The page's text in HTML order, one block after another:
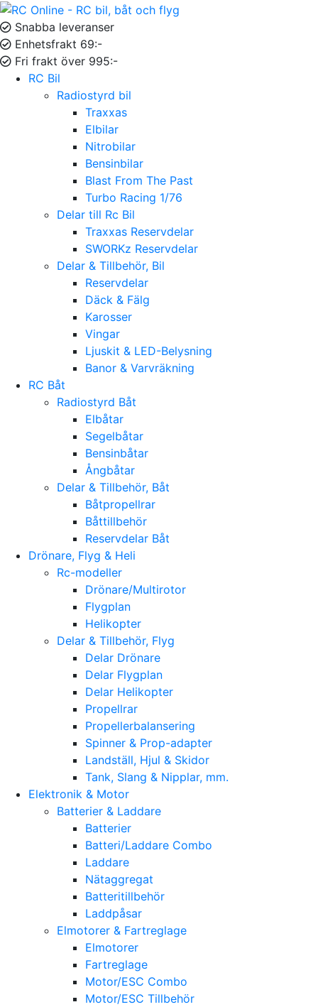
Snabba leveranser
Enhetsfrakt 69:-
Fri frakt över 995:-
RC Bil
Radiostyrd bil
Traxxas
Elbilar
Nitrobilar
Bensinbilar
Blast From The Past
Turbo Racing 1/76
Delar till Rc Bil
Traxxas Reservdelar
SWORKz Reservdelar
Delar & Tillbehör, Bil
Reservdelar
Däck & Fälg
Karosser
Vingar
Ljuskit & LED-Belysning
Banor & Varvräkning
RC Båt
Radiostyrd Båt
Elbåtar
Segelbåtar
Bensinbåtar
Ångbåtar
Delar & Tillbehör, Båt
Båtpropellrar
Båttillbehör
Reservdelar Båt
Drönare, Flyg & Heli
Rc-modeller
Drönare/Multirotor
Flygplan
Helikopter
Delar & Tillbehör, Flyg
Delar Drönare
Delar Flygplan
Delar Helikopter
Propellrar
Propellerbalansering
Spinner & Prop-adapter
Landställ, Hjul & Skidor
Tank, Slang & Nipplar, mm.
Elektronik & Motor
Batterier & Laddare
Batterier
Batteri/Laddare Combo
Laddare
Nätaggregat
Batteritillbehör
Laddpåsar
Elmotorer & Fartreglage
Elmotorer
Fartreglage
Motor/ESC Combo
Motor/ESC Tillbehör